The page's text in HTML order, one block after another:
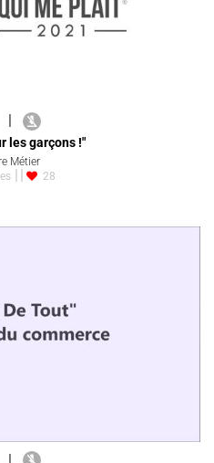
|
les garçons !"
Métier
28
|